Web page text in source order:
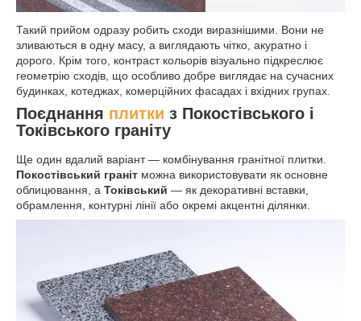
Такий прийом одразу робить сходи виразнішими. Вони не
зливаються в одну масу, а виглядають чітко, акуратно і
дорого. Крім того, контраст кольорів візуально підкреслює
геометрію сходів, що особливо добре виглядає на сучасних
будинках, котеджах, комерційних фасадах і вхідних групах.
Поєднання плитки з Покостівського і
Токівського граніту
Ще один вдалий варіант — комбінування гранітної плитки.
Покостівський граніт можна використовувати як основне
облицювання, а Токівський — як декоративні вставки,
обрамлення, контурні лінії або окремі акцентні ділянки.